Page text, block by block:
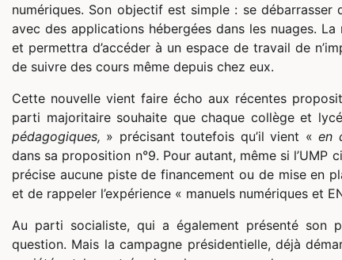
numériques. Son objectif est simple : se
avec des applications hébergées dans les nuages.
et permettra d’accéder à un espace de travail de
de suivre des cours même depuis chez eux.
Cette nouvelle vient faire écho aux récentes
parti majoritaire souhaite que chaque collège et
pédagogiques, » précisant toutefois qu’il vient «en
dans sa proposition n°9. Pour autant, même si
précise aucune piste de financement ou de mise en
et de rappeler l’expérience « manuels numériques et
Au parti socialiste, qui a également présenté son
question. Mais la campagne présidentielle, déjà